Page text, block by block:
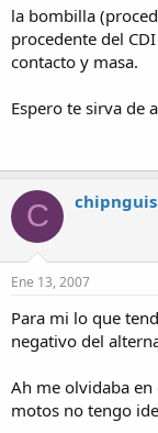
la bombilla
procedente del
contacto y masa.
Espero te sirva de
C chipnguis
Ene 13, 2007
Para mi lo que
negativo del
Ah me olvidaba en
motos no tengo